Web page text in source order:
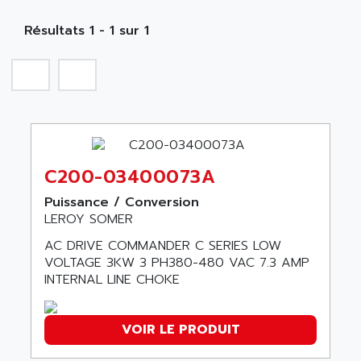
SIMATIC S5-135/155U
SINUMERIK 3
SIMATIC S5-90U/-95U/-100U
SIMATIC S5-95U
SIMATIC NET
SIMATIC S5-150U
SIMATIC S5-135
SIMATIC DP
SIMATIC S7
SIMATIC S7-400
A TECHNIQUES DAUTOMATISME
A.E.E
AAEON
AAN
AAVID
AB
AB OSAI
ABAC
ABB
ABB AS ROBOTIC
Résultats 1 - 1 sur 1
C200-03400073A
Puissance / Conversion
LEROY SOMER
AC DRIVE COMMANDER C SERIES LOW
VOLTAGE 3KW 3 PH380-480 VAC 7.3 AMP
INTERNAL LINE CHOKE
VOIR LE PRODUIT